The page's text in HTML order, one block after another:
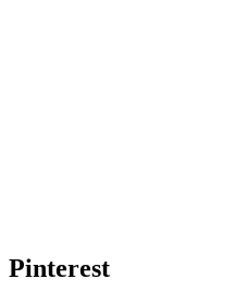
Pinterest